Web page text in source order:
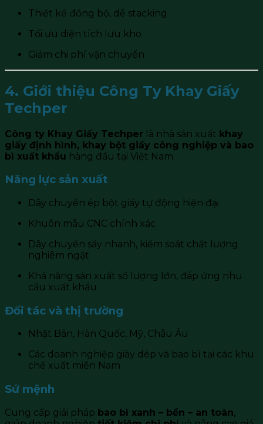
Thiết kế đồng bộ, dễ stacking
Tối ưu diện tích lưu kho
Giảm chi phí vận chuyển
4. Giới thiệu Công Ty Khay Giấy
Techper
Công ty Khay Giấy Techper là nhà sản xuất khay
giấy định hình, khay bột giấy công nghiệp và bao
bì xuất khẩu hàng đầu tại Việt Nam.
Năng lực sản xuất
Dây chuyền ép bột giấy tự động hiện đại
Khuôn mẫu CNC chính xác
Dây chuyền sấy nhanh, kiểm soát chất lượng
nghiêm ngặt
Khả năng sản xuất số lượng lớn, đáp ứng nhu
cầu xuất khẩu
Đối tác và thị trường
Nhật Bản, Hàn Quốc, Mỹ, Châu Âu
Các doanh nghiệp giày dép và bao bì tại các khu
chế xuất miền Nam
Sứ mệnh
Cung cấp giải pháp bao bì xanh – bền – an toàn,